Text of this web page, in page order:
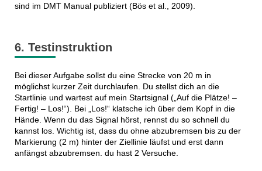
sind im DMT Manual publiziert (Bös et al., 2009).
6. Testinstruktion
Bei dieser Aufgabe sollst du eine Strecke von 20 m in
möglichst kurzer Zeit durchlaufen. Du stellst dich an die
Startlinie und wartest auf mein Startsignal („Auf die Plätze! –
Fertig! – Los!“). Bei „Los!“ klatsche ich über dem Kopf in die
Hände. Wenn du das Signal hörst, rennst du so schnell du
kannst los. Wichtig ist, dass du ohne abzubremsen bis zu der
Markierung (2 m) hinter der Ziellinie läufst und erst dann
anfängst abzubremsen. du hast 2 Versuche.